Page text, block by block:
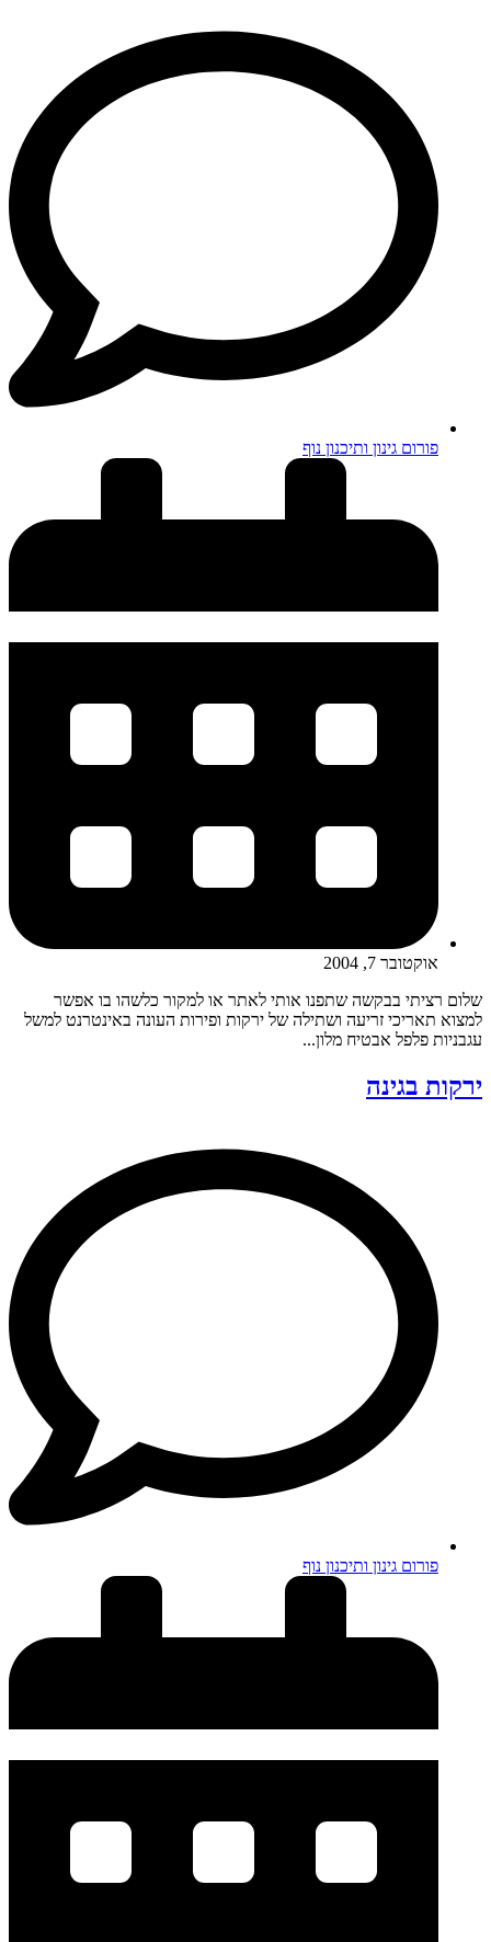
פורום גינון ותיכנון נוף
אוקטובר 7, 2004
שלום רציתי בבקשה שתפנו אותי לאתר או למקור כלשהו בו אפשר
למצוא תאריכי זריעה ושתילה של ירקות ופירות העונה באינטרנט למשל
עגבניות פלפל אבטיח מלון...
ירקות בגינה
פורום גינון ותיכנון נוף